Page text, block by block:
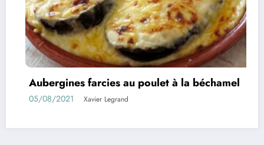
au poulet à la béchamel
Legrand
Rouleaux